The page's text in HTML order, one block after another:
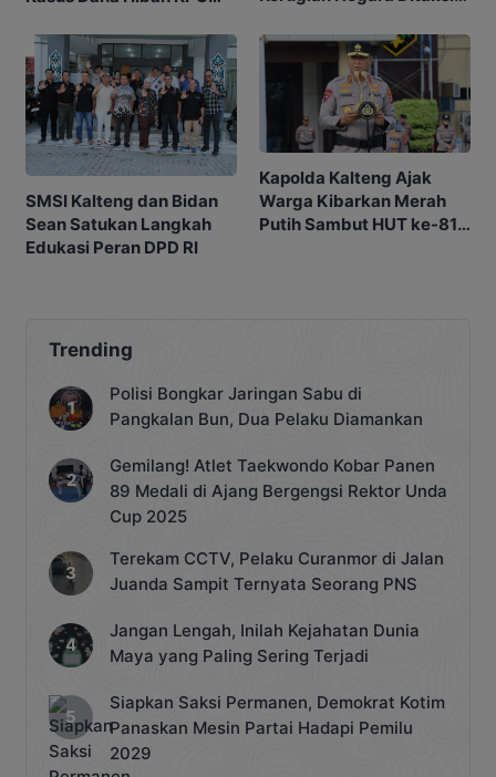
SMSI Kalteng dan Bidan
Sean Satukan Langkah
Edukasi Peran DPD RI
Kapolda Kalteng Ajak
Warga Kibarkan Merah
Putih Sambut HUT ke-81
Trending
Polisi Bongkar Jaringan Sabu di
Pangkalan Bun, Dua Pelaku Diamankan
Gemilang! Atlet Taekwondo Kobar Panen
89 Medali di Ajang Bergengsi Rektor Unda
Cup 2025
Terekam CCTV, Pelaku Curanmor di Jalan
Juanda Sampit Ternyata Seorang PNS
Jangan Lengah, Inilah Kejahatan Dunia
Maya yang Paling Sering Terjadi
Siapkan Saksi Permanen, Demokrat Kotim
Panaskan Mesin Partai Hadapi Pemilu
2029